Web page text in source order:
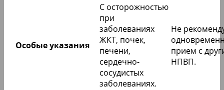
Особые указания
С осторожностью
при
заболеваниях
ЖКТ, почек,
печени,
сердечно-
сосудистых
заболеваниях.
Не
прием с
НПВП.